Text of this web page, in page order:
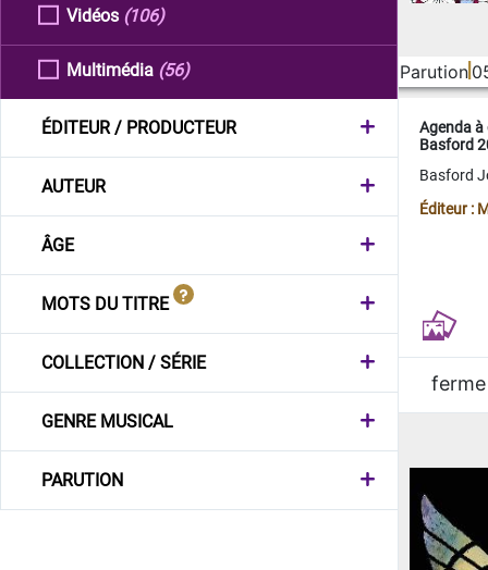
Vidéos (106)
Multimédia (56)
ÉDITEUR / PRODUCTEUR
AUTEUR
ÂGE
MOTS DU TITRE
COLLECTION / SÉRIE
GENRE MUSICAL
PARUTION
Parution
Agenda
Basford
Basford
Éditeur :
ferme